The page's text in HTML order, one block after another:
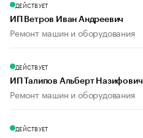
ДЕЙСТВУЕТ
ИП Ветров Иван Андреевич
Ремонт машин и оборудования
ДЕЙСТВУЕТ
ИП Талипов Альберт Назифович
Ремонт машин и оборудования
ДЕЙСТВУЕТ